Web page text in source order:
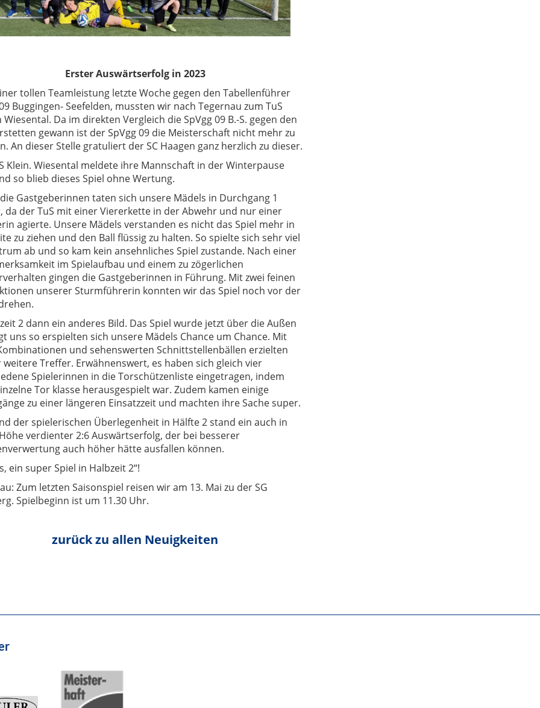
Erster Auswärtserfolg in 2023
tollen Teamleistung letzte Woche gegen den Tabellenführer
Buggingen- Seefelden, mussten wir nach Tegernau zum TuS
Wiesental. Da im direkten Vergleich die SpVgg 09 B.-S. gegen den
gewann ist der SpVgg 09 die Meisterschaft nicht mehr zu
An dieser Stelle gratuliert der SC Haagen ganz herzlich zu dieser.
Klein. Wiesental meldete ihre Mannschaft in der Winterpause
so blieb dieses Spiel ohne Wertung.
Gastgeberinnen taten sich unsere Mädels in Durchgang 1
da der TuS mit einer Viererkette in der Abwehr und nur einer
agierte. Unsere Mädels verstanden es nicht das Spiel mehr in
zu ziehen und den Ball flüssig zu halten. So spielte sich sehr viel
ab und so kam kein ansehnliches Spiel zustande. Nach einer
im Spielaufbau und einem zu zögerlichen
gingen die Gastgeberinnen in Führung. Mit zwei feinen
unserer Sturmführerin konnten wir das Spiel noch vor der
2 dann ein anderes Bild. Das Spiel wurde jetzt über die Außen
uns so erspielten sich unsere Mädels Chance um Chance. Mit
und sehenswerten Schnittstellenbällen erzielten
Treffer. Erwähnenswert, es haben sich gleich vier
Spielerinnen in die Torschützenliste eingetragen, indem
Tor klasse herausgespielt war. Zudem kamen einige
zu einer längeren Einsatzzeit und machten ihre Sache super.
der spielerischen Überlegenheit in Hälfte 2 stand ein auch in
verdienter 2:6 Auswärtserfolg, der bei besserer
auch höher hätte ausfallen können.
ein super Spiel in Halbzeit 2“!
Zum letzten Saisonspiel reisen wir am 13. Mai zu der SG
Spielbeginn ist um 11.30 Uhr.
zurück zu allen Neuigkeiten